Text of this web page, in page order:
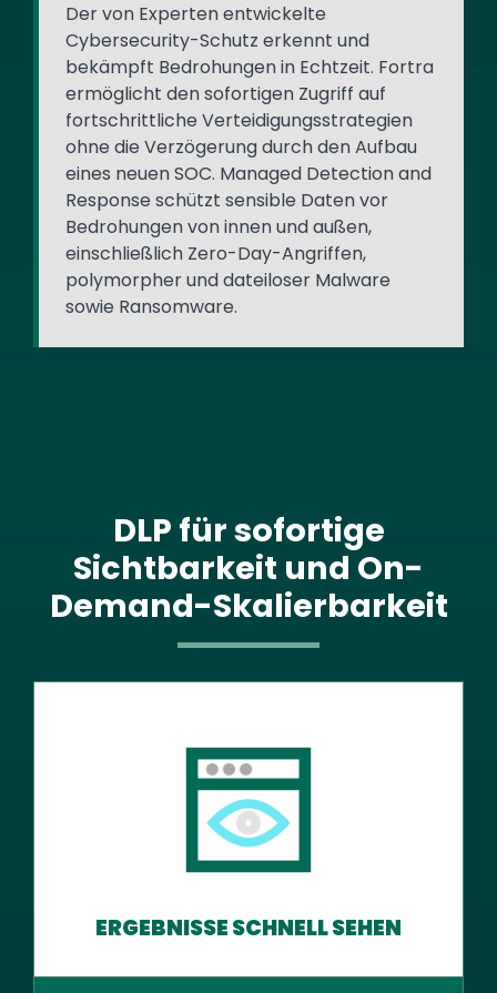
Der von Experten entwickelte
Cybersecurity-Schutz erkennt und
bekämpft Bedrohungen in Echtzeit. Fortra
ermöglicht den sofortigen Zugriff auf
fortschrittliche Verteidigungsstrategien
ohne die Verzögerung durch den Aufbau
eines neuen SOC. Managed Detection and
Response schützt sensible Daten vor
Bedrohungen von innen und außen,
einschließlich Zero-Day-Angriffen,
polymorpher und dateiloser Malware
sowie Ransomware.
DLP für sofortige
Sichtbarkeit und On-
Demand-Skalierbarkeit
ERGEBNISSE SCHNELL SEHEN